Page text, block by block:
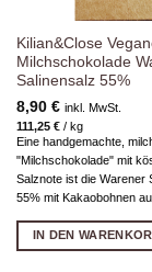
Kilian&Close
Milchschokolade
Salinensalz 55%
8,90 € inkl. MwSt.
111,25 €/ kg
Eine handgemachte,
"Milchschokolade" mit
Salznote ist die Warener
55% mit Kakaobohnen
IN DEN